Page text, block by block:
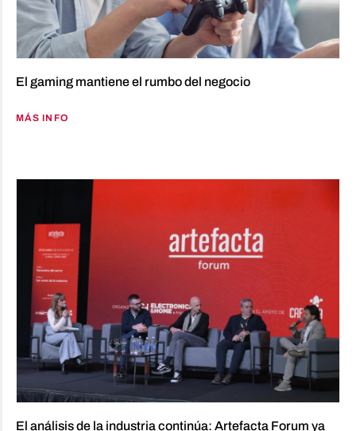
El gaming mantiene el rumbo del negocio
MÁS INFO
El análisis de la industria continúa: Artefacta Forum ya